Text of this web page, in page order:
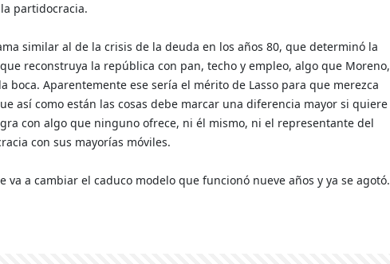
partidocracia.
similar al de la crisis de la deuda en los años 80, que determinó la
reconstruya la república con pan, techo y empleo, algo que Moreno,
boca. Aparentemente ese sería el mérito de Lasso para que merezca
así como están las cosas debe marcar una diferencia mayor si quiere
con algo que ninguno ofrece, ni él mismo, ni el representante del
con sus mayorías móviles.
a cambiar el caduco modelo que funcionó nueve años y ya se agotó.